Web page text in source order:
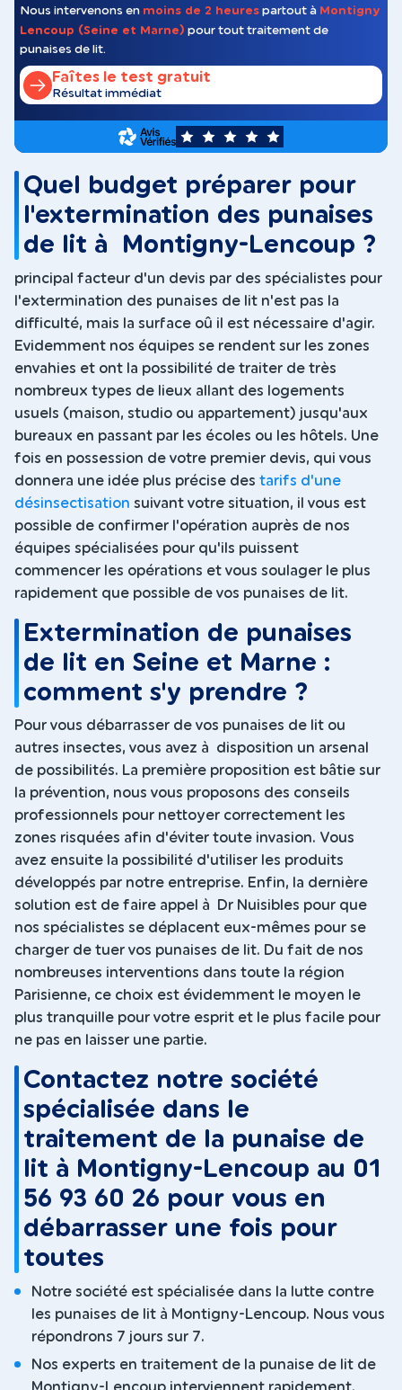
Nous intervenons en moins de 2 heures partout à Montigny
Lencoup (Seine et Marne) pour tout traitement de
punaises de lit.
Faîtes le test gratuit
Résultat immédiat
5
Quel budget préparer pour
l'extermination des punaises
de lit à Montigny-Lencoup ?
principal facteur d'un devis par des spécialistes pour
l'extermination des punaises de lit n'est pas la
difficulté, mais la surface oû il est nécessaire d'agir.
Evidemment nos équipes se rendent sur les zones
envahies et ont la possibilité de traiter de très
nombreux types de lieux allant des logements
usuels (maison, studio ou appartement) jusqu'aux
bureaux en passant par les écoles ou les hôtels. Une
fois en possession de votre premier devis, qui vous
donnera une idée plus précise des tarifs d'une
désinsectisation suivant votre situation, il vous est
possible de confirmer l'opération auprès de nos
équipes spécialisées pour qu'ils puissent
commencer les opérations et vous soulager le plus
rapidement que possible de vos punaises de lit.
Extermination de punaises
de lit en Seine et Marne :
comment s'y prendre ?
Pour vous débarrasser de vos punaises de lit ou
autres insectes, vous avez à disposition un arsenal
de possibilités. La première proposition est bâtie sur
la prévention, nous vous proposons des conseils
professionnels pour nettoyer correctement les
zones risquées afin d'éviter toute invasion. Vous
avez ensuite la possibilité d'utiliser les produits
développés par notre entreprise. Enfin, la dernière
solution est de faire appel à Dr Nuisibles pour que
nos spécialistes se déplacent eux-mêmes pour se
charger de tuer vos punaises de lit. Du fait de nos
nombreuses interventions dans toute la région
Parisienne, ce choix est évidemment le moyen le
plus tranquille pour votre esprit et le plus facile pour
ne pas en laisser une partie.
Contactez notre société
spécialisée dans le
traitement de la punaise de
lit à Montigny-Lencoup au 01
56 93 60 26 pour vous en
débarrasser une fois pour
toutes
Notre société est spécialisée dans la lutte contre
les punaises de lit à Montigny-Lencoup. Nous vous
répondrons 7 jours sur 7.
Nos experts en traitement de la punaise de lit de